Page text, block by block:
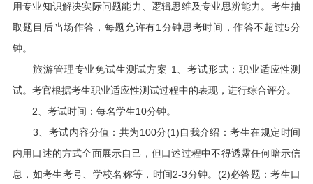
用专业知识解决实际问题能力、逻辑思维及专业思辨能力。考生抽
取题目后当场作答，每题允许有1分钟思考时间，作答不超过5分
钟。
旅游管理专业免试生测试方案 1、考试形式：职业适应性测
试。考官根据考生职业适应性测试过程中的表现，进行综合评分。
2、考试时间：每名学生10分钟。
3、考试内容分值：共为100分(1)自我介绍：考生在规定时间
内用口述的方式全面展示自己，但口述过程中不得透露任何暗示信
息，如考生考号、学校名称等，时间2-3分钟。(2)必答题：考生口